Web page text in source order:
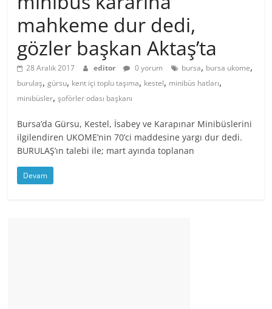
mahkeme dur dedi,
gözler başkan Aktaş’ta
28 Aralık 2017 editor 0 yorum bursa, bursa ukome,
burulaş,gürsu, kent içi toplu taşıma, kestel, minibüs hatları,
minibüsler,şoförler odası başkanı
Bursa’da Gürsu, Kestel, İsabey ve Karapınar Minibüslerini
ilgilendiren UKOME’nin 70’ci maddesine yargı dur dedi.
BURULAŞ’ın talebi ile; mart ayında toplanan
Devam